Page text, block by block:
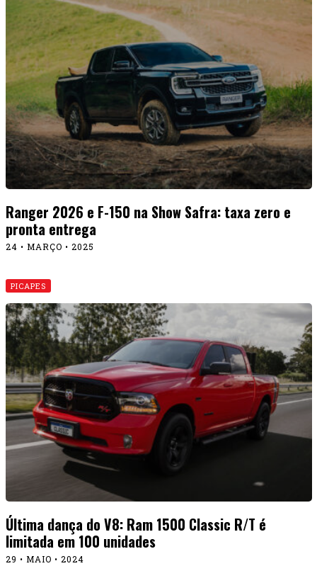
Ranger 2026 e F-150 na Show Safra: taxa zero e
pronta entrega
24 • MARÇO • 2025
PICAPES
Última dança do V8: Ram 1500 Classic R/T é
limitada em 100 unidades
29 • MAIO • 2024